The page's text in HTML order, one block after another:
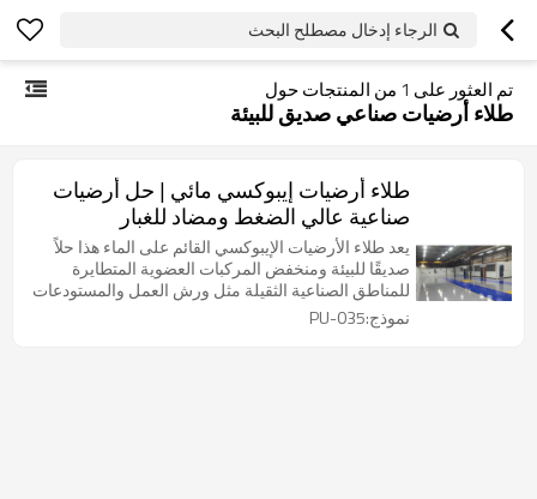
الرجاء إدخال مصطلح البحث
تم العثور على 1 من المنتجات حول
طلاء أرضيات صناعي صديق للبيئة
طلاء أرضيات إيبوكسي مائي | حل أرضيات
صناعية عالي الضغط ومضاد للغبار
يعد طلاء الأرضيات الإيبوكسي القائم على الماء هذا حلاً
صديقًا للبيئة ومنخفض المركبات العضوية المتطايرة
للمناطق الصناعية الثقيلة مثل ورش العمل والمستودعات
ومراكز الخدمات اللوجستية.
نموذج:PU-035